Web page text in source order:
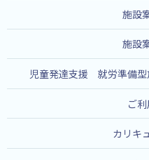
施設
施設
児童発達支援 就労準備型
ご
カリキ